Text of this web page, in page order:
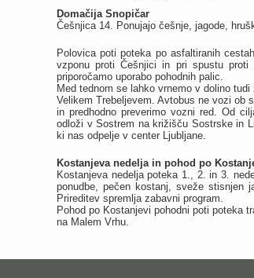
Domačija Snopičar
Češnjica 14. Ponujajo češnje, jagode,
Polovica poti poteka po asfaltiranih
vzponu proti Češnjici in pri spustu
priporočamo uporabo pohodnih palic.
Med tednom se lahko vrnemo v dolino
Velikem Trebeljevem. Avtobus ne vozi ob
in predhodno preverimo vozni red. Od
odloži v Sostrem na križišču Sostrske in
ki nas odpelje v center Ljubljane.
Kostanjeva nedelja in pohod po
Kostanjeva nedelja poteka 1., 2. in 3.
ponudbe, pečen kostanj, sveže stisnjen
Prireditev spremlja zabavni program.
Pohod po Kostanjevi pohodni poti poteka
na Malem Vrhu.